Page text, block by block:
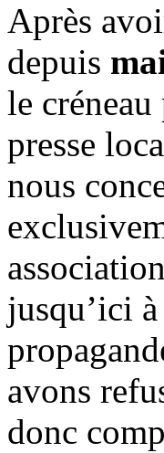
Après
depuis
le
presse
nous
jusqu’ici
avons
donc